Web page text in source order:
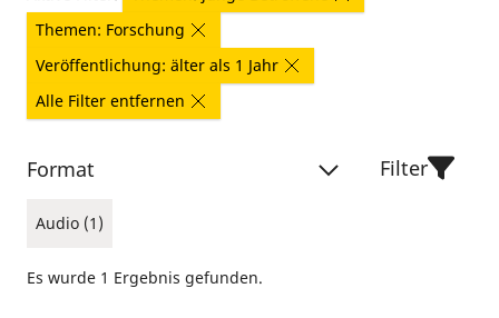
Themen: Forschung
Veröffentlichung: älter als 1 Jahr
Alle Filter entfernen
Format
Audio (1)
Filter
Es wurde 1 Ergebnis gefunden.